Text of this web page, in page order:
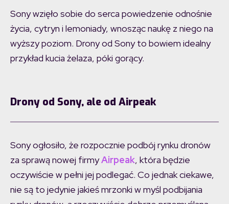
Sony wzięło sobie do serca powiedzenie odnośnie
życia, cytryn i lemoniady, wnosząc naukę z niego na
wyższy poziom. Drony od Sony to bowiem idealny
przykład kucia żelaza, póki gorący.
Drony od Sony, ale od Airpeak
Sony ogłosiło, że rozpocznie podbój rynku dronów
za sprawą nowej firmyAirpeak, która będzie
oczywiście w pełni jej podlegać. Co jednak ciekawe,
nie są to jedynie jakieś mrzonki w myśl podbijania